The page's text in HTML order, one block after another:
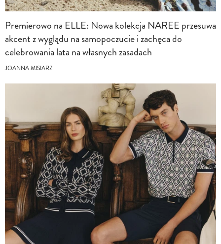
Premierowo na ELLE: Nowa kolekcja NAREE przesuwa
akcent z wyglądu na samopoczucie i zachęca do
celebrowania lata na własnych zasadach
JOANNA MISIARZ